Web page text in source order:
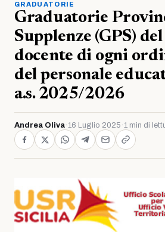
GRADUATORIE
Graduatorie
Supplenze (GPS)
docente di ogni
del personale
a.s. 2025/2026
Andrea Oliva·16 Luglio 2025 ·1 min di